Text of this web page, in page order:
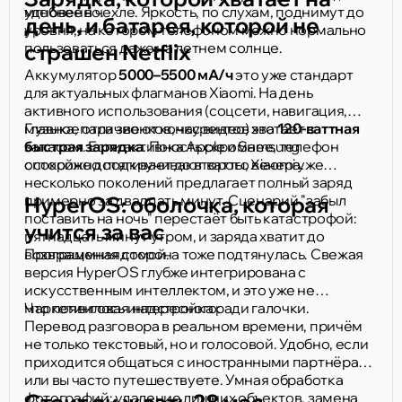
мгновенно.
удобнее в чехле. Яркость, по слухам, поднимут до
уровня, на котором телефоном можно нормально
пользоваться даже на летнем солнце.
день, и батарея, которой не
страшен Netflix
Аккумулятор5000–5500 мА/чэто уже стандарт
для актуальных флагманов Xiaomi. На день
активного использования (соцсети, навигация,
музыка, пара звонков, час видео) хватает с
запасом. Если активность скромнее, телефон
спокойно дотягивает до второго вечера.
Главное отличие от конкурентов это120-ваттная
быстрая зарядка. Пока Apple и Samsung
осторожно подкручивают ватты, Xiaomi уже
несколько поколений предлагает полный заряд
примерно за двадцать минут. Сценарий "забыл
поставить на ночь" перестаёт быть катастрофой:
пятнадцать минут утром, и заряда хватит до
возвращения домой.
HyperOS: оболочка, которая
учится за вас
Программная сторона тоже подтянулась. Свежая
версия HyperOS глубже интегрирована с
искусственным интеллектом, и это уже не
маркетинговая надстройка ради галочки.
Что появилось интересного:
Перевод разговора в реальном времени, причём
не только текстовый, но и голосовой. Удобно, если
приходится общаться с иностранными партнёрами
или вы часто путешествуете. Умная обработка
фотографий: удаление лишних объектов, замена